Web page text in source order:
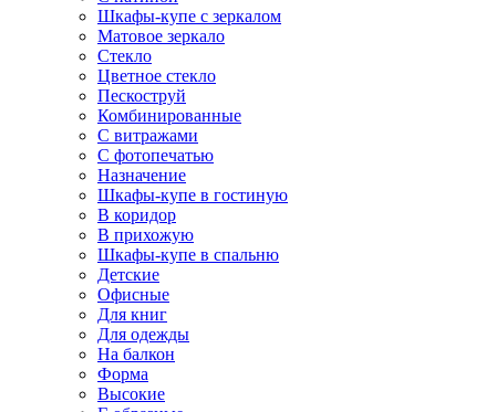
Шкафы-купе с зеркалом
Матовое зеркало
Стекло
Цветное стекло
Пескоструй
Комбинированные
С витражами
С фотопечатью
Назначение
Шкафы-купе в гостиную
В коридор
В прихожую
Шкафы-купе в спальню
Детские
Офисные
Для книг
Для одежды
На балкон
Форма
Высокие